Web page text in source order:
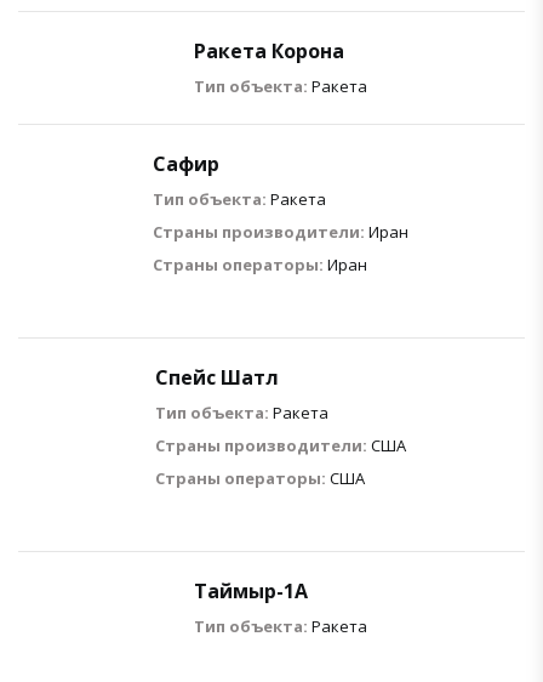
Ракета Корона
Тип объекта: Ракета
Сафир
Тип объекта: Ракета
Страны производители: Иран
Страны операторы: Иран
Спейс Шатл
Тип объекта: Ракета
Страны производители: США
Страны операторы: США
Таймыр-1А
Тип объекта: Ракета